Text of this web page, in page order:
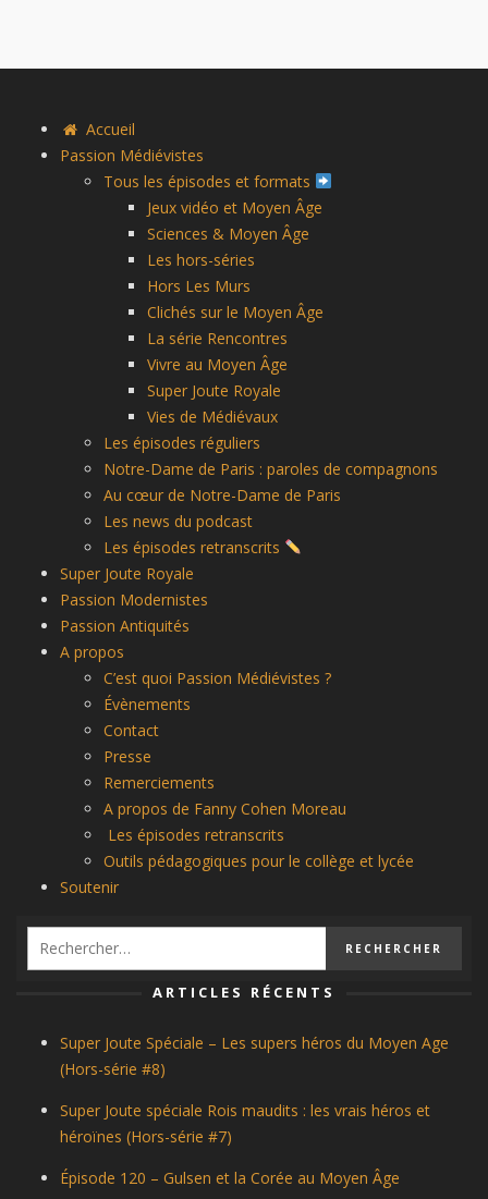
Accueil
Passion Médiévistes
Tous les épisodes et formats
Jeux vidéo et Moyen Âge
Sciences & Moyen Âge
Les hors-séries
Hors Les Murs
Clichés sur le Moyen Âge
La série Rencontres
Vivre au Moyen Âge
Super Joute Royale
Vies de Médiévaux
Les épisodes réguliers
Notre-Dame de Paris : paroles de compagnons
Au cœur de Notre-Dame de Paris
Les news du podcast
Les épisodes retranscrits
Super Joute Royale
Passion Modernistes
Passion Antiquités
A propos
C’est quoi Passion Médiévistes ?
Évènements
Contact
Presse
Remerciements
A propos de Fanny Cohen Moreau
Les épisodes retranscrits
Outils pédagogiques pour le collège et lycée
Soutenir
ARTICLES RÉCENTS
Super Joute Spéciale – Les supers héros du Moyen Age
(Hors-série #8)
Super Joute spéciale Rois maudits : les vrais héros et
héroïnes (Hors-série #7)
Épisode 120 – Gulsen et la Corée au Moyen Âge